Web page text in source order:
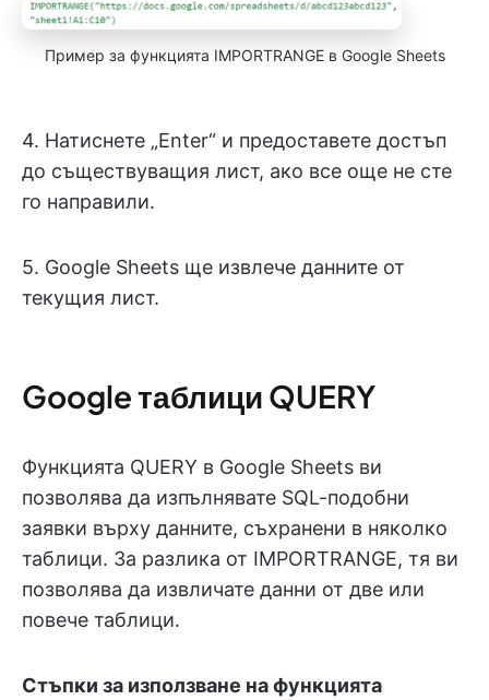
Пример за функцията IMPORTRANGE в Google Sheets
4. Натиснете „Enter“ и предоставете достъп
до съществуващия лист, ако все още не сте
го направили.
5. Google Sheets ще извлече данните от
текущия лист.
Google таблици QUERY
Функцията QUERY в Google Sheets ви
позволява да изпълнявате SQL-подобни
заявки върху данните, съхранени в няколко
таблици. За разлика от IMPORTRANGE, тя ви
позволява да извличате данни от две или
повече таблици.
Стъпки за използване на функцията